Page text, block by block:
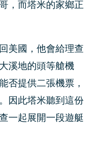
，而塔米的家鄉正
美國，他會給理查
溪地的頭等艙機
否提供二張機票，
因此塔米聽到這份
一起展開一段遊艇